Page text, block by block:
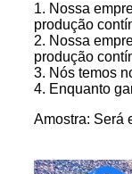
1. Nossa
produção
2. Nossa
produção
3. Nós temos
4. Enquanto
Amostra: Será